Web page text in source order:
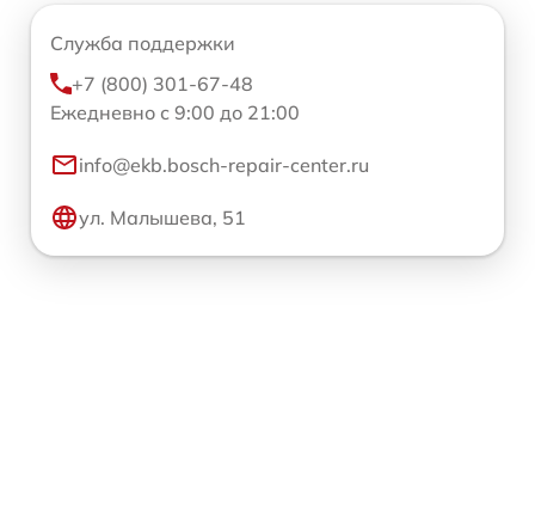
Служба поддержки
+7 (800) 301-67-48
Ежедневно с 9:00 до 21:00
info@ekb.bosch-repair-center.ru
ул. Малышева, 51